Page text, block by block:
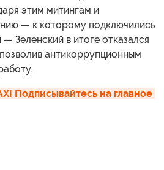
этим митингам и
— к которому подключились
Зеленский в итоге отказался
антикоррупционным
Подписывайтесь на главное